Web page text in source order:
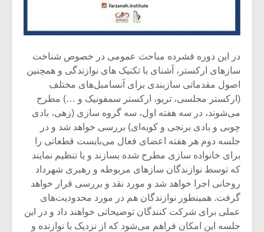
در این دوره فشرده مباحث عمومی در خصوص شناخت
سازهای ارکستر، آشنای با تکنیک های نوازندگی و همچنین
اصول مقدماتی سازبندی برای آنسامبل‌های مختلف
(ارکستر مجلسی، تریو، ارکستر سمفونیک و …) مطرح
می‌شوند، در سه هفته اول، سه گروه سازی (زهی، بادی
چوبی و بادی برنجی و کوبه‌ای) بررسی خواهد شد و در
جلسه دوم هر هفته اعضای فعال می‌بایست قطعاتی را
برای خانواده سازی مطرح شده بسازند و یا تنظیم نمایند
که توسط نوازندگان سازهای مربوطه و رهبری شهرداد
روحانی اجرا خواهد شد و مورد نقد و بررسی قرار خواهد
گرفت. همینطور نوازندگان هم در مورد محدودیت‌های
عملی برای شرکت کنندگان توضیحاتی خواهند داد و در این
جلسه این امکان فراهم می‌شود که از نزدیک با نوازنده و